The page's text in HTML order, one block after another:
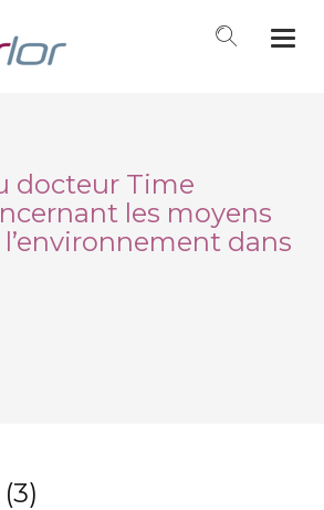
docteur Time
les moyens
l’environnement dans